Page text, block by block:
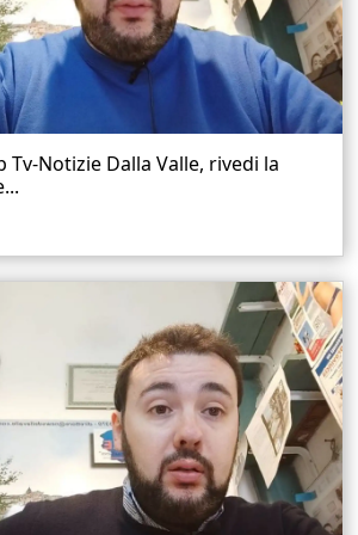
Tv-Notizie Dalla Valle, rivedi la